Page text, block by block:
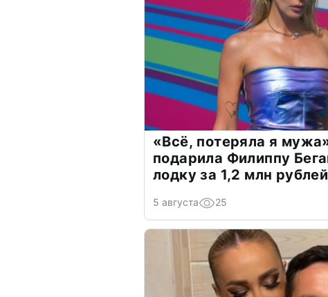
«Всё, потеряла я
подарила Филиппу
лодку за 1,2 млн рублей
5 августа 25